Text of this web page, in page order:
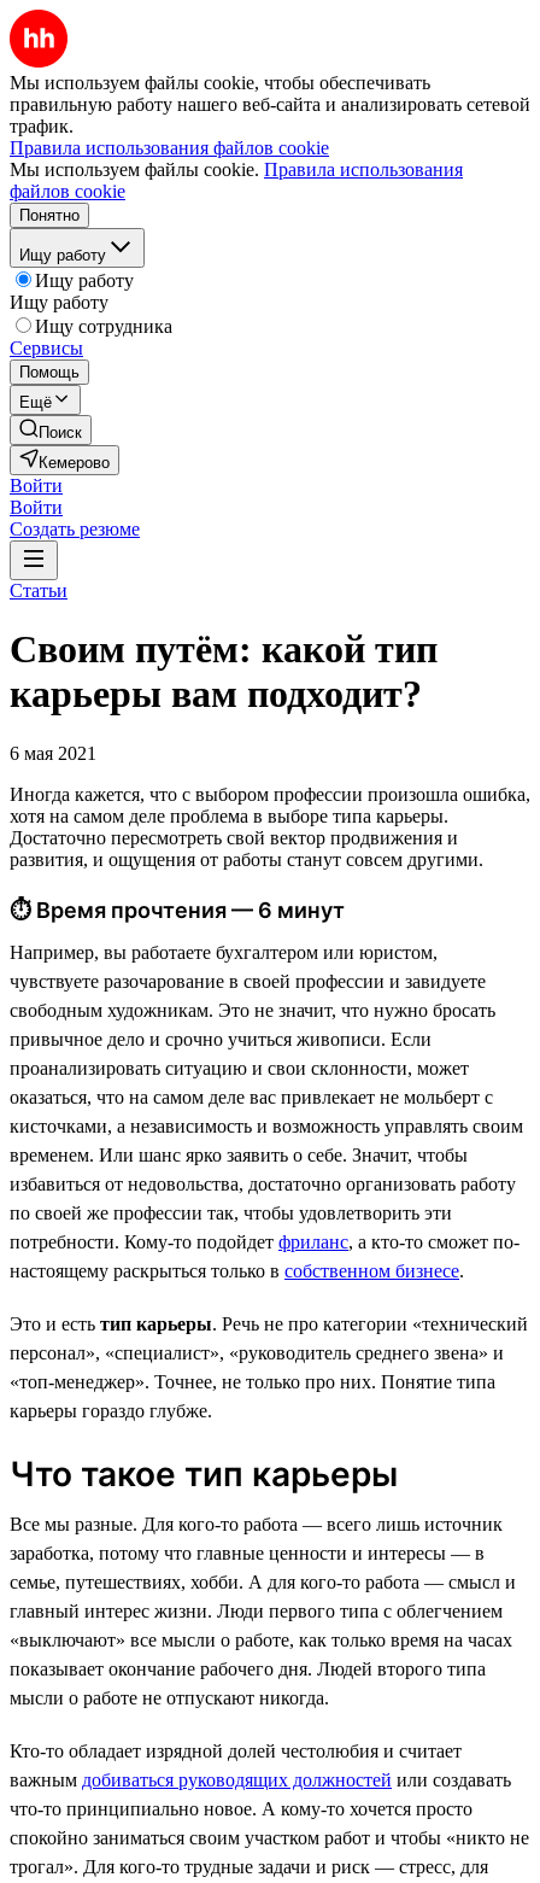
Мы используем файлы cookie, чтобы обеспечивать
правильную работу нашего веб-сайта и анализировать сетевой
трафик.
Правила использования файлов cookie
Мы используем файлы cookie. Правила использования
файлов cookie
Понятно
Ищу работу
Ищу работу
Ищу работу
Ищу сотрудника
Сервисы
Помощь
Ещё
Поиск
Кемерово
Войти
Войти
Создать резюме
Статьи
Своим путём: какой тип
карьеры вам подходит?
6 мая 2021
Иногда кажется, что с выбором профессии произошла ошибка,
хотя на самом деле проблема в выборе типа карьеры.
Достаточно пересмотреть свой вектор продвижения и
развития, и ощущения от работы станут совсем другими.
⏱ Время прочтения — 6 минут
Например, вы работаете бухгалтером или юристом,
чувствуете разочарование в своей профессии и завидуете
свободным художникам. Это не значит, что нужно бросать
привычное дело и срочно учиться живописи. Если
проанализировать ситуацию и свои склонности, может
оказаться, что на самом деле вас привлекает не мольберт с
кисточками, а независимость и возможность управлять своим
временем. Или шанс ярко заявить о себе. Значит, чтобы
избавиться от недовольства, достаточно организовать работу
по своей же профессии так, чтобы удовлетворить эти
потребности. Кому-то подойдет фриланс, а кто-то сможет по-
настоящему раскрыться только в собственном бизнесе.
Это и есть тип карьеры. Речь не про категории «технический
персонал», «специалист», «руководитель среднего звена» и
«топ-менеджер». Точнее, не только про них. Понятие типа
карьеры гораздо глубже.
Что такое тип карьеры
Все мы разные. Для кого-то работа — всего лишь источник
заработка, потому что главные ценности и интересы — в
семье, путешествиях, хобби. А для кого-то работа — смысл и
главный интерес жизни. Люди первого типа с облегчением
«выключают» все мысли о работе, как только время на часах
показывает окончание рабочего дня. Людей второго типа
мысли о работе не отпускают никогда.
Кто-то обладает изрядной долей честолюбия и считает
важным добиваться руководящих должностей или создавать
что-то принципиально новое. А кому-то хочется просто
спокойно заниматься своим участком работ и чтобы «никто не
трогал». Для кого-то трудные задачи и риск — стресс, для